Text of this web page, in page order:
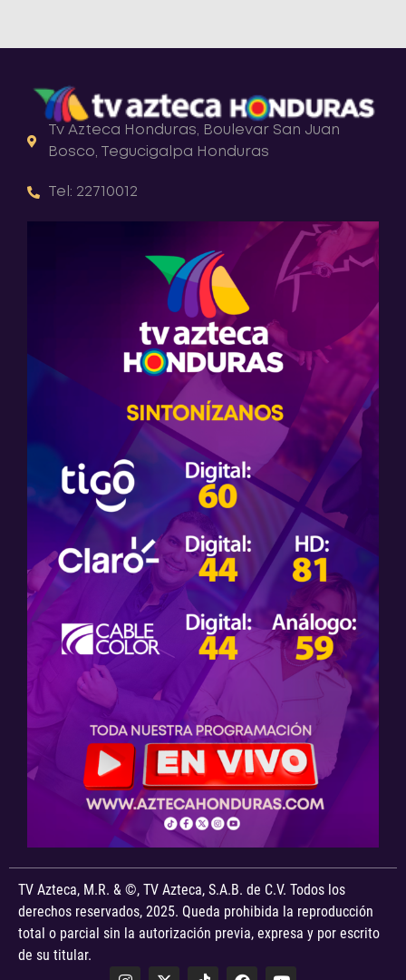
Tv Azteca Honduras, Boulevar San Juan
Bosco, Tegucigalpa Honduras
Tel: 22710012
TV Azteca, M.R. & ©, TV Azteca, S.A.B. de C.V. Todos los
derechos reservados, 2025. Queda prohibida la reproducción
total o parcial sin la autorización previa, expresa y por escrito
de su titular.